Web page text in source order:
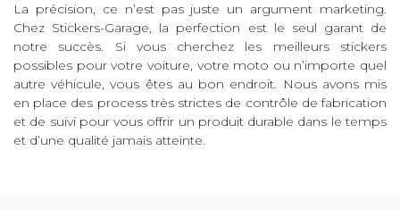
La précision, ce n’est pas juste un argument marketing.
Chez Stickers-Garage, la perfection est le seul garant de
notre succès. Si vous cherchez les meilleurs stickers
possibles pour votre voiture, votre moto ou n’importe quel
autre véhicule, vous êtes au bon endroit. Nous avons mis
en place des process très strictes de contrôle de fabrication
et de suivi pour vous offrir un produit durable dans le temps
et d’une qualité jamais atteinte.